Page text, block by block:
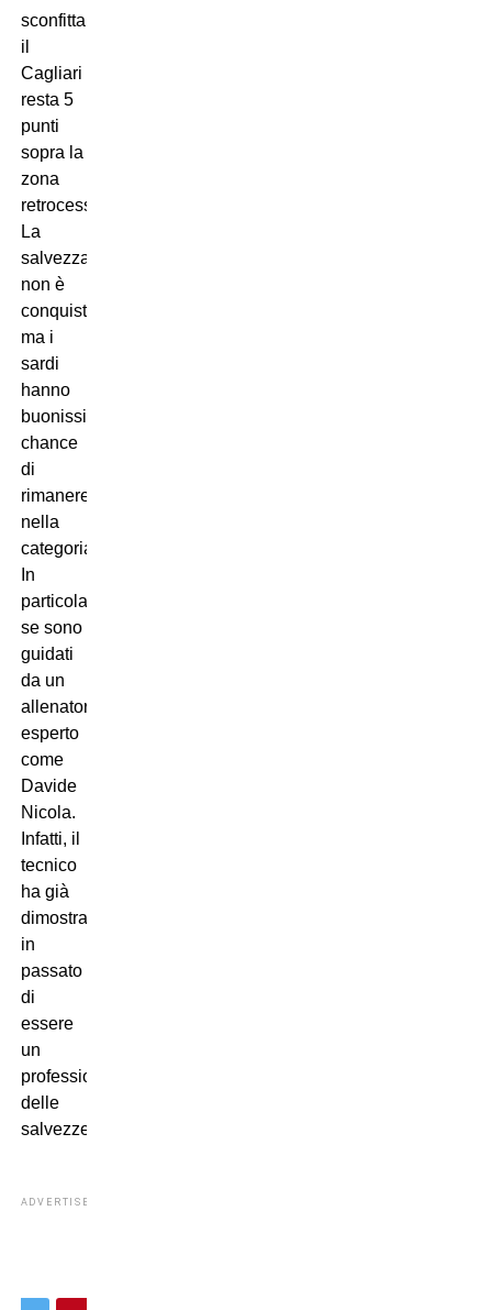
sconfitta
il
Cagliari
resta 5
punti
sopra la
zona
retrocessione.
La
salvezza
non è
conquistata,
ma i
sardi
hanno
buonissime
chance
di
rimanere
nella
categoria.
In
particolare,
se sono
guidati
da un
allenatore
esperto
come
Davide
Nicola.
Infatti, il
tecnico
ha già
dimostrato
in
passato
di
essere
un
professionista
delle
salvezze.
ADVERTISEMENT